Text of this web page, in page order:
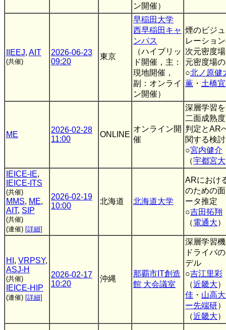
ン開催）
IIEEJ, AIT
(共催)
2026-06-23
09:20
東京
早稲田大学
西早稲田キャ
ンパス
（ハイブリッ
ド開催，主：
現地開催，
副：オンライ
ン開催）
煙のビジ
レーショ
次元密度
元密度場
○北ノ原健
薫 ・ 土橋
ME
2026-02-28
11:00
ONLINE
オンライン開
催
深層学習
二面成熟
判定とAR
関する検討
○宮内健介
（宇都宮大
IEICE-IE,
IEICE-ITS
(共催)
MMS, ME,
AIT, SIP
(共催)
(連催) [詳細]
2026-02-19
10:00
北海道 北海道大学
ARにおけ
のための
ータ推定
○吉田拓翔
（電通大）
HI , VRPSY,
ASJ-H
(共催)
IEICE-HIP
(連催) [詳細]
2026-02-17
10:20
沖縄
那覇市IT創造
館 大会議室
深層学習
ドライバ
デル
○吉江里彩
（近畿大
佳 ・ 山高
ー先端研
（近畿大）